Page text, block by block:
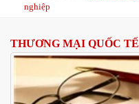
nghiệp
THƯƠNG MẠI QUỐC TẾ